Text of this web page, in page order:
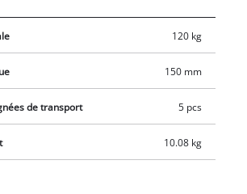
extra-large. Les grandes roulettes
cm) assurent un transport pratique sur
La poignée ergonomique escamotable
mallettes en tout confort, notamment
d’un véhicule. Les mallettes E-Case
de cadenas afin de les protéger contre
120 kg
150 mm
de transport 5 pcs
10.08 kg